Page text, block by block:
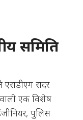
समिति
एसडीएम सदर
एक विशेष
पुलिस